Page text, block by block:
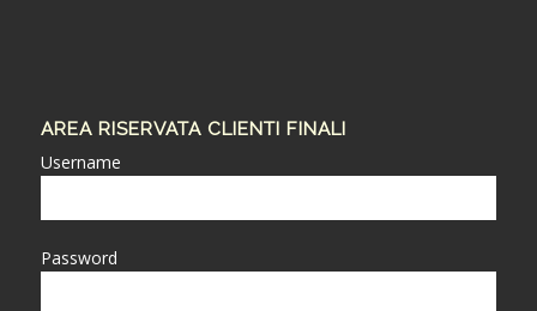
AREA RISERVATA CLIENTI FINALI
Username
Password